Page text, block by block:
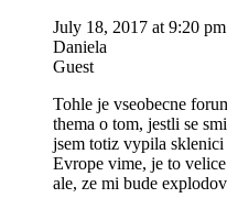
July 18, 2017 at 9:20 pm
Daniela
Guest
Tohle je vseobecne
thema o tom, jestli se
jsem totiz vypila
Evrope vime, je to
ale, ze mi bude